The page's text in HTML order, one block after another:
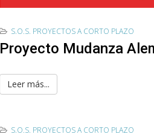
S.O.S. PROYECTOS A CORTO PLAZO
Proyecto Mudanza
Leer más...
S.O.S. PROYECTOS A CORTO PLAZO